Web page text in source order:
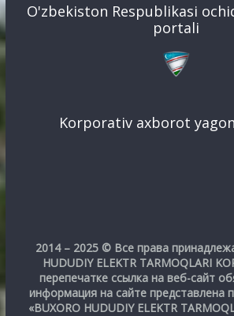
O'zbekiston Respublikasi
portali
Korporativ axborot
2014 – 2025 © Все права
HUDUDIY ELEKTR TARMOQLARI
перепечатке ссылка на веб-сайт
информация на сайте представлена
«BUXORO HUDUDIY ELEKTR